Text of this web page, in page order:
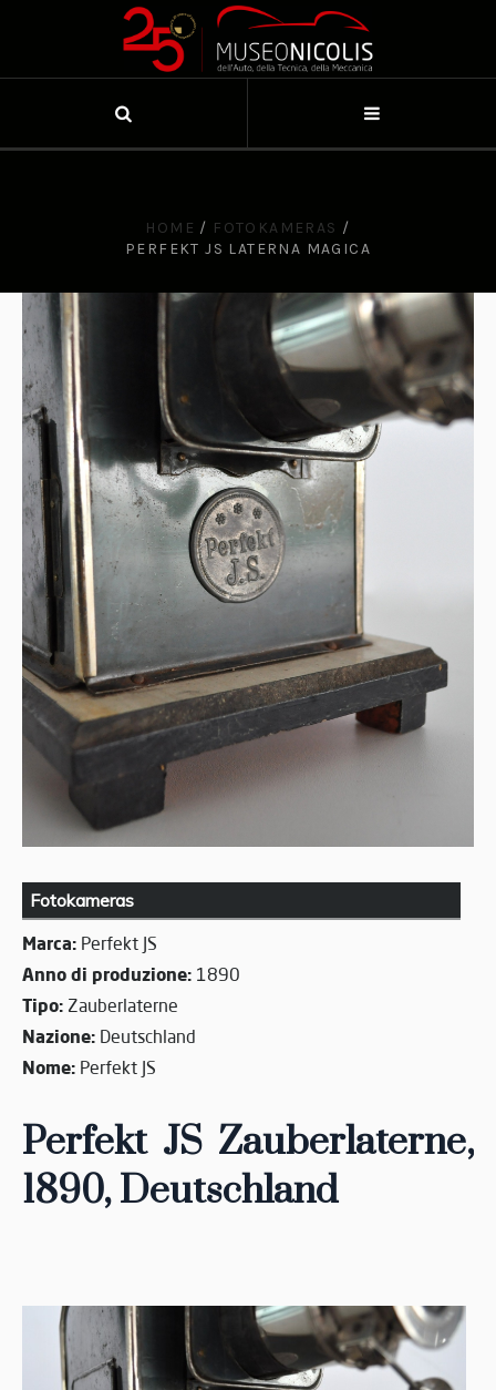
HOME / FOTOKAMERAS /
PERFEKT JS LATERNA MAGICA
Fotokameras
Marca: Perfekt JS
Anno di produzione: 1890
Tipo: Zauberlaterne
Nazione: Deutschland
Nome: Perfekt JS
Perfekt JS Zauberlaterne,
1890, Deutschland